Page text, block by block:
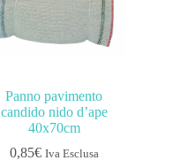
Panno pavimento
candido nido d’ape
40x70cm
0,85€ Iva Esclusa